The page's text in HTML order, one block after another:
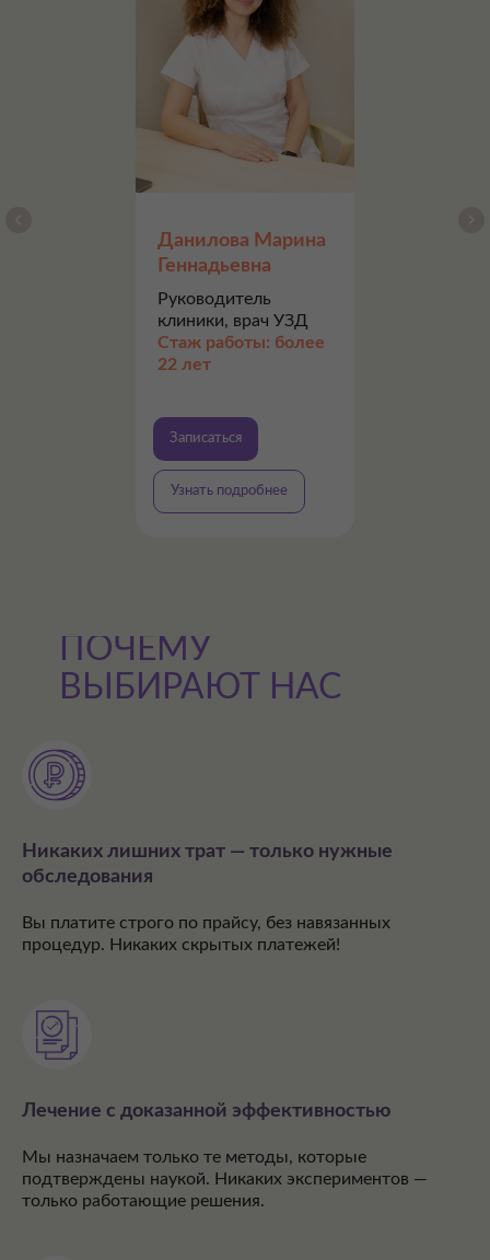
КОМПЛЕКСНЫЕ ПРОГРАММЫ
Выгодные предложения для взрослых и детей, а также для
тех, кто планирует беременность
Данилова Марина
Геннадьевна
Руководитель
клиники, врач УЗД
Стаж работы: более
22 лет
Записаться
Узнать подробнее
ПОЧЕМУ
ВЫБИРАЮТ НАС
Никаких лишних трат — только нужные
обследования
Вы платите строго по прайсу, без навязанных
процедур. Никаких скрытых платежей!
Лечение с доказанной эффективностью
Мы назначаем только те методы, которые
подтверждены наукой. Никаких экспериментов —
только работающие решения.